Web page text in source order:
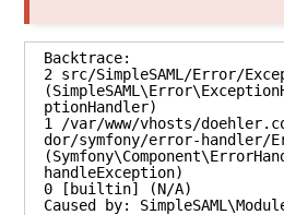
Backtrace:
2 src/SimpleSAML/Error/
ptionHandler)
1 /var/www/vhosts/
dor/symfony/error-handler/
handleException)
0 [builtin] (N/A)
Caused by: